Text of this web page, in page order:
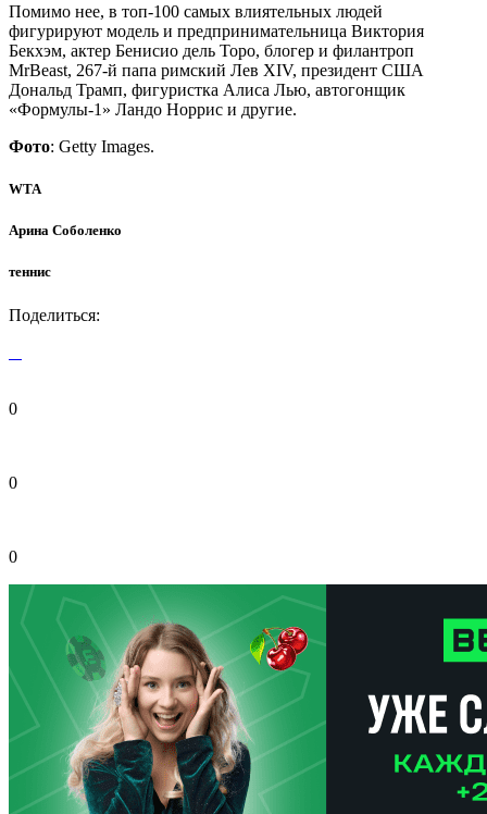
Помимо нее, в топ-100 самых влиятельных людей
фигурируют модель и предпринимательница Виктория
Бекхэм, актер Бенисио дель Торо, блогер и филантроп
MrBeast, 267-й папа римский Лев XIV, президент США
Дональд Трамп, фигуристка Алиса Лью, автогонщик
«Формулы-1» Ландо Норрис и другие.
Фото: Getty Images.
WTA
Арина Соболенко
теннис
Поделиться:
0
0
0